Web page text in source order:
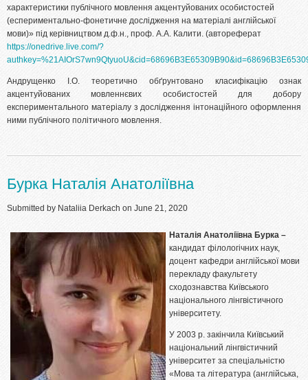
характеристики публічного мовлення акцентуйованих особистостей
(еспериментально-фонетичне дослідження на матеріалі англійської
мови)» під керівництвом д.ф.н., проф. А.А. Калити. (автореферат
https://onedrive.live.com/?
Андрущенко І.О. теоретично обґрунтовано класифікацію ознак
акцентуйованих мовленнєвих особистостей для добору
експериментального матеріалу з дослідження інтонаційного оформлення
ними публічного політичного мовлення.
Бурка Наталія Анатоліївна
Submitted by Nataliia Derkach on June 21, 2020
Наталія Анатоліївна Бурка –
кандидат філологічних наук,
доцент кафедри англійської мови
перекладу факультету
сходознавства Київського
національного лінгвістичного
університету.
У 2003 р. закінчила Київський
національний лінгвістичний
університет за спеціальністю
«Мова та література (англійська,